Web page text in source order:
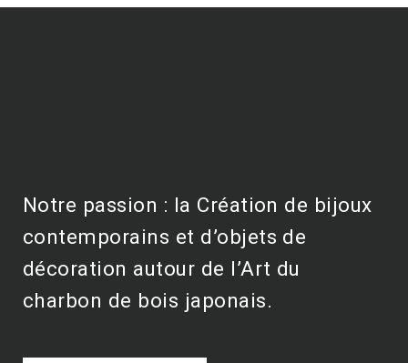
Notre passion : la Création de bijoux
contemporains et d’objets de
décoration autour de l’Art du
charbon de bois japonais.